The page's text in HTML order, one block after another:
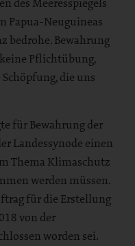
Papua-Neuguineas
bedrohe. Bewahrung
Pflichtübung,
die uns
für Bewahrung der
Landessynode einen
Thema Klimaschutz
werden müssen.
für die Erstellung
von der
worden sei.